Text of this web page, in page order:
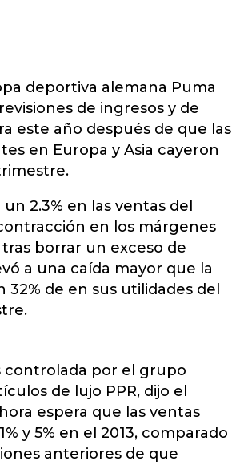
deportiva alemana Puma
de ingresos y de
este año después de que las
en Europa y Asia cayeron
2.3% en las ventas del
en los márgenes
borrar un exceso de
a una caída mayor que la
32% de en sus utilidades del
controlada por el grupo
de lujo PPR, dijo el
espera que las ventas
y 5% en el 2013, comparado
anteriores de que